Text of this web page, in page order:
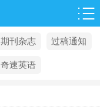
期刊杂志 过稿通知
奇速英语